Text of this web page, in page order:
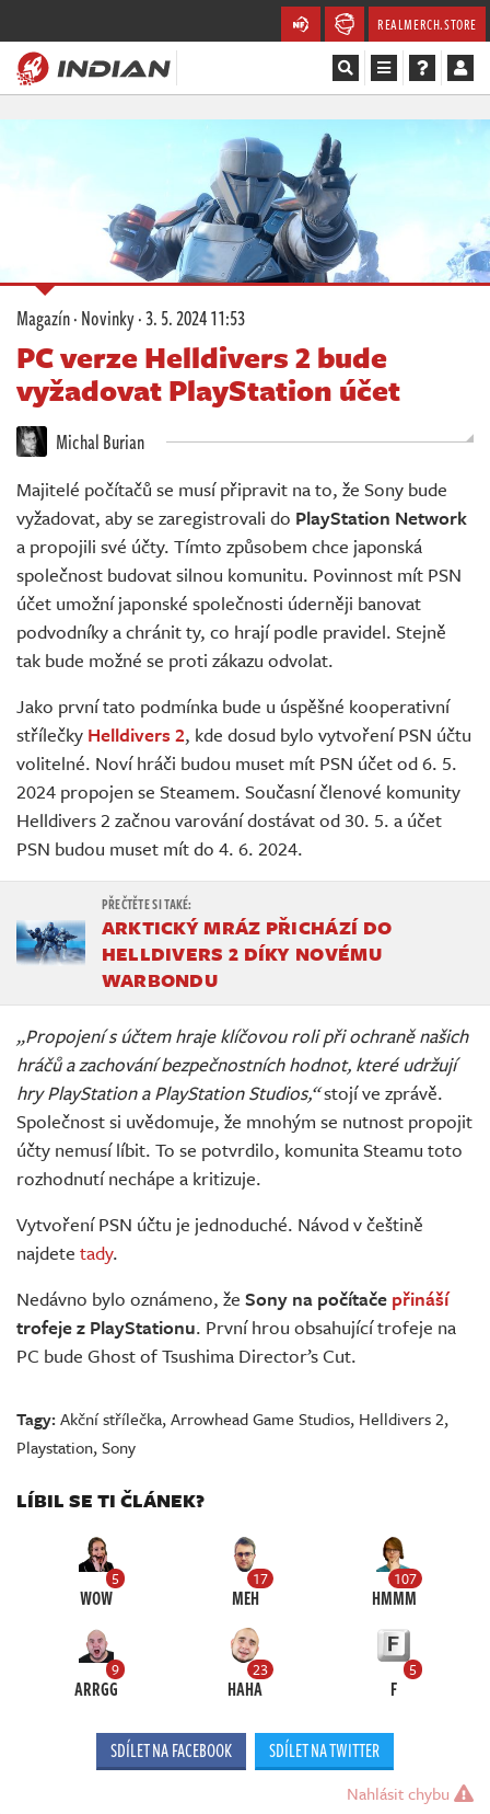
REALMERCH.STORE
Soutěže
Databáze
Komunita
Redakce
Živě
Magazín·Novinky·3. 5. 2024 11:53
PC verze Helldivers 2 bude
vyžadovat PlayStation účet
Michal Burian
Majitelé počítačů se musí připravit na to, že Sony bude
vyžadovat, aby se zaregistrovali do PlayStation Network
a propojili své účty. Tímto způsobem chce japonská
společnost budovat silnou komunitu. Povinnost mít PSN
účet umožní japonské společnosti úderněji banovat
podvodníky a chránit ty, co hrají podle pravidel. Stejně
tak bude možné se proti zákazu odvolat.
Jako první tato podmínka bude u úspěšné kooperativní
střílečky Helldivers 2, kde dosud bylo vytvoření PSN účtu
volitelné. Noví hráči budou muset mít PSN účet od 6. 5.
2024 propojen se Steamem. Současní členové komunity
Helldivers 2 začnou varování dostávat od 30. 5. a účet
PSN budou muset mít do 4. 6. 2024.
ARKTICKÝ MRÁZ PŘICHÁZÍ DO
HELLDIVERS 2 DÍKY NOVÉMU
WARBONDU
„Propojení s účtem hraje klíčovou roli při ochraně našich
hráčů a zachování bezpečnostních hodnot, které udržují
hry PlayStation a PlayStation Studios,“stojí ve zprávě.
Společnost si uvědomuje, že mnohým se nutnost propojit
účty nemusí líbit. To se potvrdilo, komunita Steamu toto
rozhodnutí nechápe a kritizuje.
Vytvoření PSN účtu je jednoduché. Návod v češtině
najdete tady.
Nedávno bylo oznámeno, že Sony na počítače přináší
trofeje z PlayStationu. První hrou obsahující trofeje na
PC bude Ghost of Tsushima Director’s Cut.
Tagy:Akční střílečka,Arrowhead Game Studios, Helldivers 2,
Playstation,Sony
LÍBIL SE TI ČLÁNEK?
5
WOW
17
MEH
107
HMMM
9
ARRGG
23
HAHA
5
F
SDÍLET NA FACEBOOK SDÍLET NA TWITTER
Nahlásit chybu